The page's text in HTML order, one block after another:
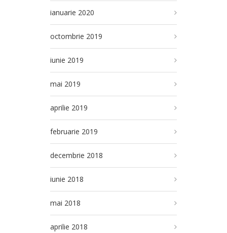
ianuarie 2020
octombrie 2019
iunie 2019
mai 2019
aprilie 2019
februarie 2019
decembrie 2018
iunie 2018
mai 2018
aprilie 2018